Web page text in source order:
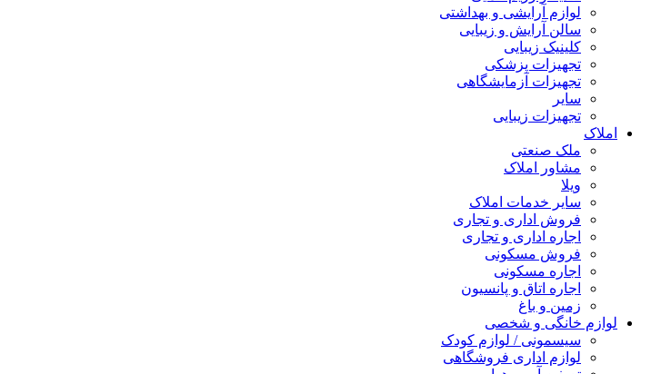
لوازم آرایشی و بهداشتی
سالن آرایش و زیبایی
کلینیک زیبایی
تجهیزات پزشکی
تجهیزات آزمایشگاهی
سایر
تجهیزات زیبایی
املاک
ملک صنعتی
مشاور املاک
ویلا
سایر خدمات املاک
فروش اداری و تجاری
اجاره اداری و تجاری
فروش مسکونی
اجاره مسکونی
اجاره اتاق و پانسیون
زمین و باغ
لوازم خانگی و شخصی
سیسمونی / لوازم کودک
لوازم اداری فروشگاهی